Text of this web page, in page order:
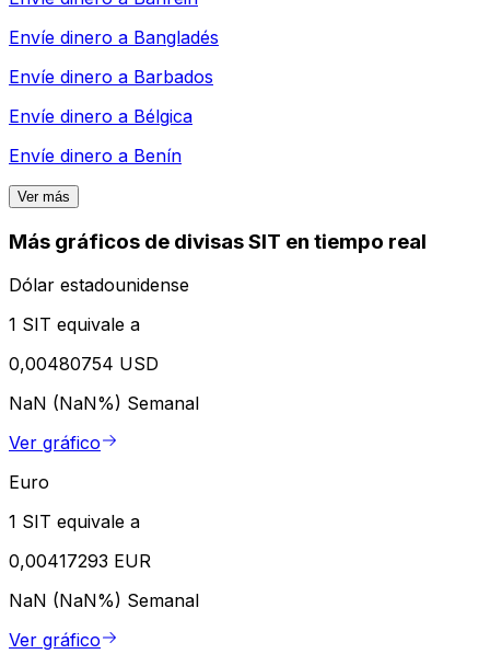
Envíe dinero a Bangladés
Envíe dinero a Barbados
Envíe dinero a Bélgica
Envíe dinero a Benín
Ver más
Más gráficos de divisas SIT en tiempo real
Dólar estadounidense
1 SIT equivale a
0,00480754 USD
NaN (NaN%) Semanal
Ver gráfico
Euro
1 SIT equivale a
0,00417293 EUR
NaN (NaN%) Semanal
Ver gráfico